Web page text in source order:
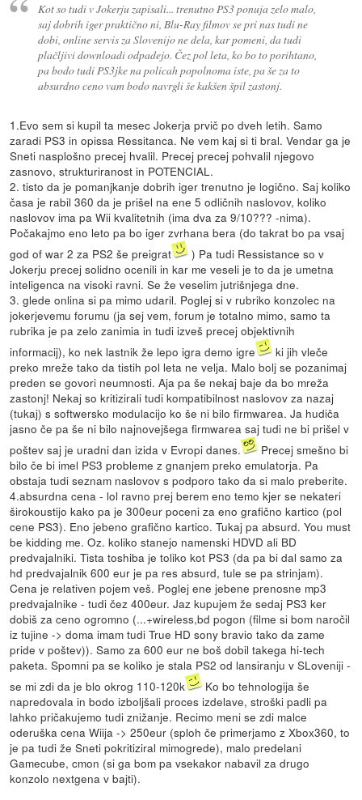
Kot so tudi v Jokerju zapisali... trenutno PS3 ponuja zelo malo,
saj dobrih iger praktično ni, Blu-Ray filmov se pri nas tudi ne
dobi, online servis za Slovenijo ne dela, kar pomeni, da tudi
plačljivi downloadi odpadejo. Čez pol leta, ko bo to porihtano,
pa bodo tudi PS3jke na policah popolnoma iste, pa še za to
absurdno ceno vam bodo navrgli še kakšen špil zastonj.
1.Evo sem si kupil ta mesec Jokerja prvič po dveh letih. Samo
zaradi PS3 in opissa Ressitanca. Ne vem kaj si ti bral. Vendar ga je
Sneti nasplošno precej hvalil. Precej precej pohvalil njegovo
zasnovo, strukturiranost in POTENCIAL.
2. tisto da je pomanjkanje dobrih iger trenutno je logično. Saj koliko
časa je rabil 360 da je prišel na ene 5 odličnih naslovov, koliko
naslovov ima pa Wii kvalitetnih (ima dva za 9/10??? -nima).
Počakajmo eno leto pa bo iger zvrhana bera (do takrat bo pa vsaj
god of war 2 za PS2 še preigrat
) Pa tudi Ressistance so v
Jokerju precej solidno ocenili in kar me veseli je to da je umetna
inteligenca na visoki ravni. Se že veselim jutrišnjega dne.
3. glede onlina si pa mimo udaril. Poglej si v rubriko konzolec na
jokerjevemu forumu (ja sej vem, forum je totalno mimo, samo ta
rubrika je pa zelo zanimia in tudi izveš precej objektivnih
informacij), ko nek lastnik že lepo igra demo igre
ki jih vleče
preko mreže tako da tistih pol leta ne velja. Malo bolj se pozanimaj
preden se govori neumnosti. Aja pa še nekaj baje da bo mreža
zastonj! Nekaj so kritizirali tudi kompatibilnost naslovov za nazaj
(tukaj) s softwersko modulacijo ko še ni bilo firmwarea. Ja hudiča
jasno če pa še ni bilo najnovejšega firmwarea saj tudi ne bi prišel v
poštev saj je uradni dan izida v Evropi danes.
Precej smešno bi
bilo če bi imel PS3 probleme z gnanjem preko emulatorja. Pa
obstaja tudi seznam naslovov s podporo tako da si malo preberite.
4.absurdna cena - lol ravno prej berem eno temo kjer se nekateri
širokoustijo kako pa je 300eur poceni za eno grafično kartico (pol
cene PS3). Eno jebeno grafično kartico. Tukaj pa absurd. You must
be kidding me. Oz. koliko stanejo namenski HDVD ali BD
predvajalniki. Tista toshiba je toliko kot PS3 (da pa bi dal samo za
hd predvajalnik 600 eur je pa res absurd, tule se pa strinjam).
Cena je relativen pojem veš. Poglej ene jebene prenosne mp3
predvajalnike - tudi čez 400eur. Jaz kupujem že sedaj PS3 ker
dobiš za ceno ogromno (...+wireless,bd pogon (filme si bom naročil
iz tujine -> doma imam tudi True HD sony bravio tako da zame
pride v poštev)). Samo za 600 eur ne boš dobil takega hi-tech
paketa. Spomni pa se koliko je stala PS2 od lansiranju v SLoveniji -
se mi zdi da je blo okrog 110-120k
Ko bo tehnologija še
napredovala in bodo izboljšali proces izdelave, stroški padli pa
lahko pričakujemo tudi znižanje. Recimo meni se zdi malce
oderuška cena Wiija -> 250eur (sploh če primerjamo z Xbox360, to
je pa tudi že Sneti pokritiziral mimogrede), malo predelani
Gamecube, cmon (si ga bom pa vsekakor nabavil za drugo
konzolo nextgena v bajti).